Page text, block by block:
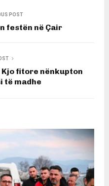
POST
festën në Çair
fitore nënkupton
të madhe